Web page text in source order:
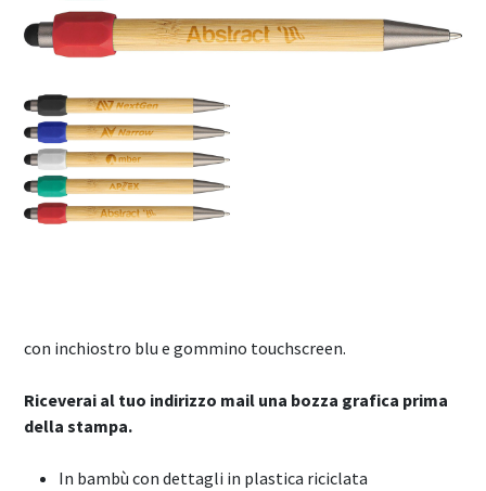
con inchiostro blu e gommino touchscreen.
Riceverai al tuo indirizzo mail una bozza grafica prima
della stampa.
In bambù con dettagli in plastica riciclata